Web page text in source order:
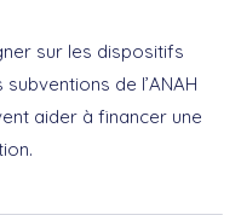
sur les dispositifs
de l’ANAH
aider à financer une